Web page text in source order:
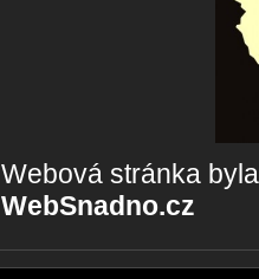
Webová stránka
WebSnadno.cz